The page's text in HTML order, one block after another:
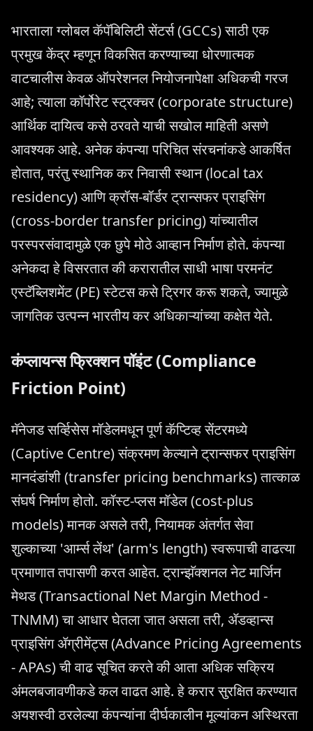
भारताला ग्लोबल कॅपॅबिलिटी सेंटर्स (GCCs) साठी एक
प्रमुख केंद्र म्हणून विकसित करण्याच्या धोरणात्मक
वाटचालीस केवळ ऑपरेशनल नियोजनापेक्षा अधिकची गरज
आहे; त्याला कॉर्पोरेट स्ट्रक्चर (corporate structure)
आर्थिक दायित्व कसे ठरवते याची सखोल माहिती असणे
आवश्यक आहे. अनेक कंपन्या परिचित संरचनांकडे आकर्षित
होतात, परंतु स्थानिक कर निवासी स्थान (local tax
residency) आणि क्रॉस-बॉर्डर ट्रान्सफर प्राइसिंग
(cross-border transfer pricing) यांच्यातील
परस्परसंवादामुळे एक छुपे मोठे आव्हान निर्माण होते. कंपन्या
अनेकदा हे विसरतात की करारातील साधी भाषा परमनंट
एस्टॅब्लिशमेंट (PE) स्टेटस कसे ट्रिगर करू शकते, ज्यामुळे
जागतिक उत्पन्न भारतीय कर अधिकाऱ्यांच्या कक्षेत येते.
कंप्लायन्स फ्रिक्शन पॉइंट (Compliance
Friction Point)
मॅनेजड सर्व्हिसेस मॉडेलमधून पूर्ण कॅप्टिव्ह सेंटरमध्ये
(Captive Centre) संक्रमण केल्याने ट्रान्सफर प्राइसिंग
मानदंडांशी (transfer pricing benchmarks) तात्काळ
संघर्ष निर्माण होतो. कॉस्ट-प्लस मॉडेल (cost-plus
models) मानक असले तरी, नियामक अंतर्गत सेवा
शुल्काच्या 'आर्म्स लेंथ' (arm's length) स्वरूपाची वाढत्या
प्रमाणात तपासणी करत आहेत. ट्रान्झॅक्शनल नेट मार्जिन
मेथड (Transactional Net Margin Method -
TNMM) चा आधार घेतला जात असला तरी, ॲडव्हान्स
प्राइसिंग ॲग्रीमेंट्स (Advance Pricing Agreements
- APAs) ची वाढ सूचित करते की आता अधिक सक्रिय
अंमलबजावणीकडे कल वाढत आहे. हे करार सुरक्षित करण्यात
अयशस्वी ठरलेल्या कंपन्यांना दीर्घकालीन मूल्यांकन अस्थिरता